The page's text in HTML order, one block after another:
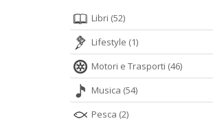
Libri (52)
Lifestyle (1)
Motori e Trasporti (46)
Musica (54)
Pesca (2)